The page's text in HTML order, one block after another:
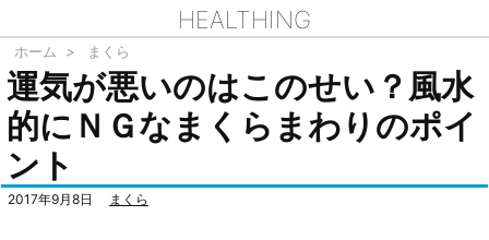
HEALTHING
ホーム > まくら
運気が悪いのはこのせい？風水
的にＮＧなまくらまわりのポイ
ント
2017年9月8日 まくら